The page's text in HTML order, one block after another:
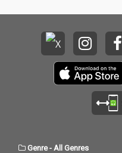
Genre- All Genres